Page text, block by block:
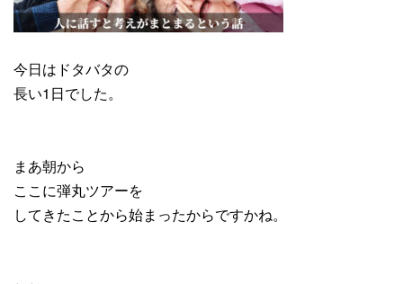
今日はドタバタの
長い1日でした。
まあ朝から
ここに弾丸ツアーを
してきたことから始まったからですかね。